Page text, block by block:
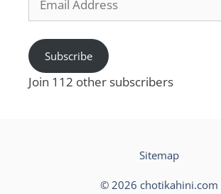
Address
Subscribe
Join 112 other subscribers
Sitemap
© 2026 chotikahini.com